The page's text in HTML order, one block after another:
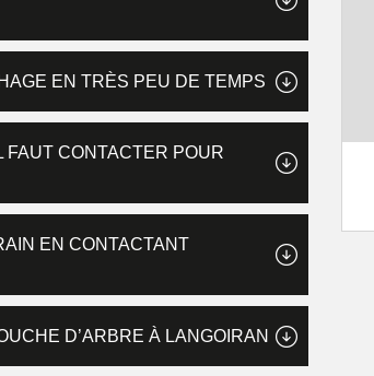
EN TRÈS PEU DE TEMPS
FAUT CONTACTER POUR
EN CONTACTANT
D’ARBRE À LANGOIRAN